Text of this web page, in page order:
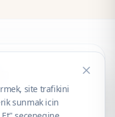
saklıdır.
site trafikini
sunmak icin